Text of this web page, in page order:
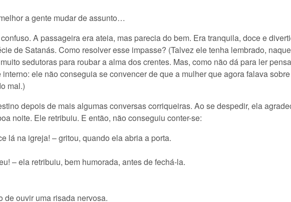
a gente mudar de assunto…
A passageira era ateia, mas parecia do bem. Era tranquila, doce e
de Satanás. Como resolver esse impasse? (Talvez ele tenha lembrado,
sedutoras para roubar a alma dos crentes. Mas, como não dá para ler
interno: ele não conseguia se convencer de que a mulher que agora falava
mal.)
depois de mais algumas conversas corriqueiras. Ao se despedir, ela
noite. Ele retribuiu. E então, não conseguiu conter-se:
lá na igreja! – gritou, quando ela abria a porta.
– ela retribuiu, bem humorada, antes de fechá-la.
de ouvir uma risada nervosa.